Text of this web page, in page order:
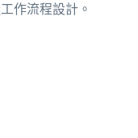
作流程設計。